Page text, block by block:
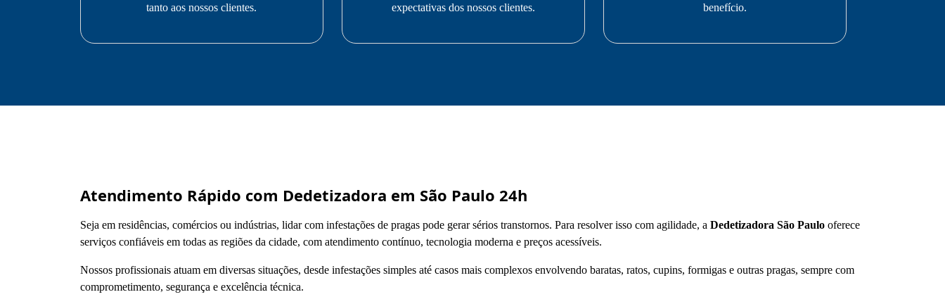
tanto aos nossos clientes.
expectativas dos nossos clientes.
benefício.
Atendimento Rápido com Dedetizadora em São Paulo 24h
Seja em residências, comércios ou indústrias, lidar com infestações de pragas pode gerar sérios transtornos. Para resolver isso com agilidade, a Dedetizadora São Paulo oferece
serviços confiáveis em todas as regiões da cidade, com atendimento contínuo, tecnologia moderna e preços acessíveis.
Nossos profissionais atuam em diversas situações, desde infestações simples até casos mais complexos envolvendo baratas, ratos, cupins, formigas e outras pragas, sempre com
comprometimento, segurança e excelência técnica.